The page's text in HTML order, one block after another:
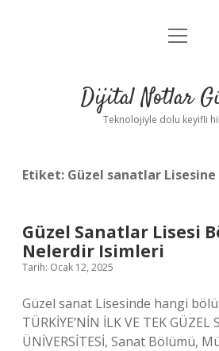
Anasayfa
Yasal Uyarı
menüyü
Dijital Notlar
Teknolojiyle dolu keyifli
Etiket: Güzel sanatlar
Güzel Sanatlar Lisesi
Nelerdir Isimleri
Tarih: Ocak 12, 2025
Güzel sanat Lisesinde hangi
TÜRKİYE’NİN İLK VE TEK GÜZEL
ÜNİVERSİTESİ, Sanat Bölümü,